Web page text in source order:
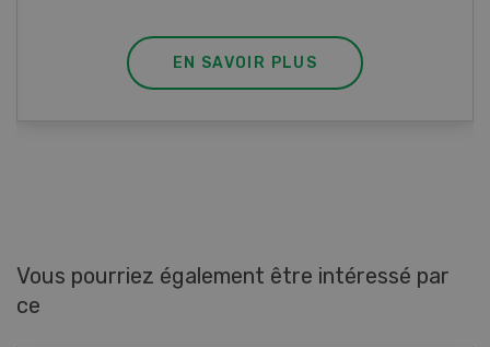
EN SAVOIR PLUS
Vous pourriez également être intéressé par
ce